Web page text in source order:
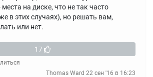
на диске, что не так часто
в этих случаях), но решать вам,
или нет.
17
Thomas Ward 22 сен '16 в 16:23